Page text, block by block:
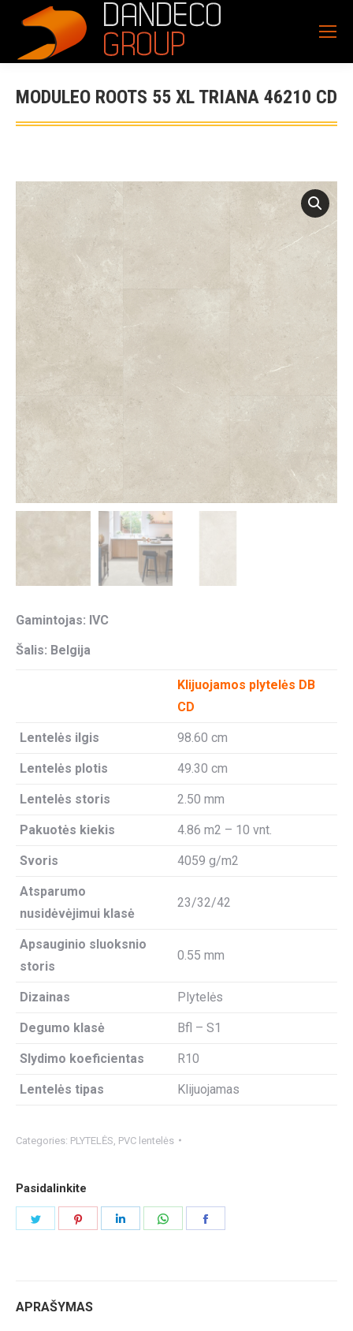
MODULEO ROOTS 55 XL TRIANA 46210 CD
Gamintojas: IVC
Šalis: Belgija
Klijuojamos plytelės DB
CD
Lentelės ilgis 98.60 cm
Lentelės plotis 49.30 cm
Lentelės storis 2.50 mm
Pakuotės kiekis 4.86 m2 – 10 vnt.
Svoris 4059 g/m2
Atsparumo
nusidėvėjimui klasė
23/32/42
Apsauginio sluoksnio
storis
0.55 mm
Dizainas Plytelės
Degumo klasė Bfl – S1
Slydimo koeficientas R10
Lentelės tipas Klijuojamas
Categories: PLYTELĖS PVC lentelės
Pasidalinkite
APRAŠYMAS